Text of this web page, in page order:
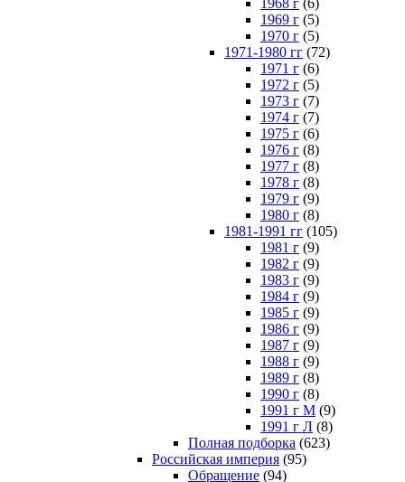
1969 г (5)
1970 г (5)
1971-1980 гг (72)
1971 г (6)
1972 г (5)
1973 г (7)
1974 г (7)
1975 г (6)
1976 г (8)
1977 г (8)
1978 г (8)
1979 г (9)
1980 г (8)
1981-1991 гг (105)
1981 г (9)
1982 г (9)
1983 г (9)
1984 г (9)
1985 г (9)
1986 г (9)
1987 г (9)
1988 г (9)
1989 г (8)
1990 г (8)
1991 г М (9)
1991 г Л (8)
Полная подборка (623)
Российская империя (95)
Обращение (94)